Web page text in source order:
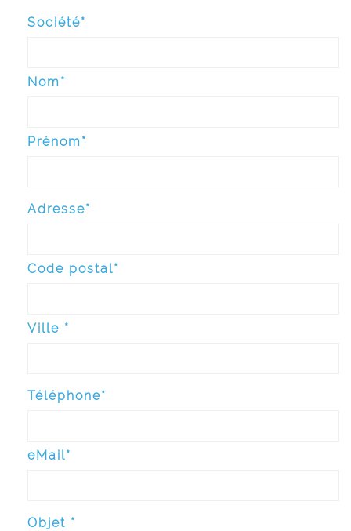
Société*
Nom*
Prénom*
Adresse*
Code postal*
Ville *
Téléphone*
eMail*
Objet *